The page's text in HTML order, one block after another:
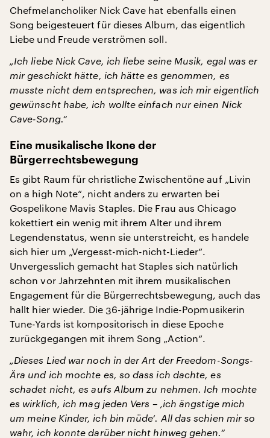
Chefmelancholiker Nick Cave hat ebenfalls einen
Song beigesteuert für dieses Album, das eigentlich
Liebe und Freude verströmen soll.
„Ich liebe Nick Cave, ich liebe seine Musik, egal was er
mir geschickt hätte, ich hätte es genommen, es
musste nicht dem entsprechen, was ich mir eigentlich
gewünscht habe, ich wollte einfach nur einen Nick
Cave-Song.“
Eine musikalische Ikone der
Bürgerrechtsbewegung
Es gibt Raum für christliche Zwischentöne auf „Livin
on a high Note“, nicht anders zu erwarten bei
Gospelikone Mavis Staples. Die Frau aus Chicago
kokettiert ein wenig mit ihrem Alter und ihrem
Legendenstatus, wenn sie unterstreicht, es handele
sich hier um „Vergesst-mich-nicht-Lieder“.
Unvergesslich gemacht hat Staples sich natürlich
schon vor Jahrzehnten mit ihrem musikalischen
Engagement für die Bürgerrechtsbewegung, auch das
hallt hier wieder. Die 36-jährige Indie-Popmusikerin
Tune-Yards ist kompositorisch in diese Epoche
zurückgegangen mit ihrem Song „Action“.
„Dieses Lied war noch in der Art der Freedom-Songs-
Ära und ich mochte es, so dass ich dachte, es
schadet nicht, es aufs Album zu nehmen. Ich mochte
es wirklich, ich mag jeden Vers – ‚ich ängstige mich
um meine Kinder, ich bin müde‘. All das schien mir so
wahr, ich konnte darüber nicht hinweg gehen.“